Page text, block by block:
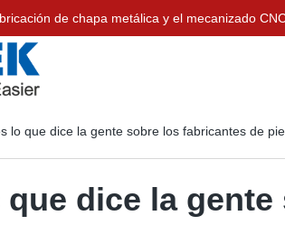
de chapa metálica y el mecanizado
lo que dice la gente sobre los fabricantes de
que dice la